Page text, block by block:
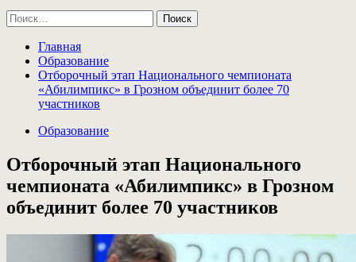
Найти:
Главная
Образование
Отборочный этап Национального чемпионата
«Абилимпикс» в Грозном объединит более 70
участников
Образование
Отборочный этап Национального
чемпионата «Абилимпикс» в Грозном
объединит более 70 участников